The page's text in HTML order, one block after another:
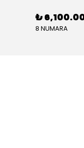
₺
8 NUMARA